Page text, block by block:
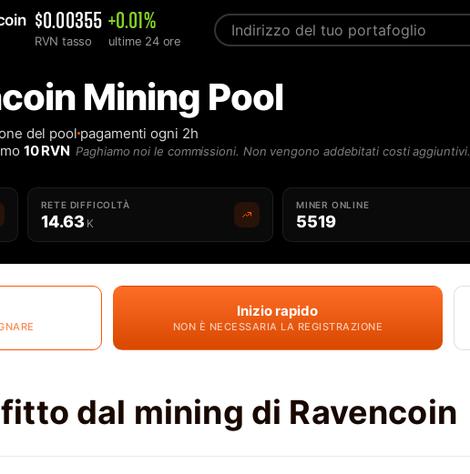
$0.00355
RVN tasso
+0.01%
ultime 24 ore
Mining Pool
del pool pagamenti ogni 2h
10 RVN Paghiamo noi le commissioni. Non vengono addebitati costi aggiuntivi.
RETE DIFFICOLTÀ
14.63 K
MINER ONLINE
5519
Inizio rapido
NON È NECESSARIA LA REGISTRAZIONE
dal mining di Ravencoin